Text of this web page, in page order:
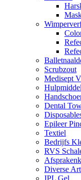
Scrubzout
Medisept
Dental
Epileer
Textiel
Bedrijfs
RVS
Diverse
IPL Gel